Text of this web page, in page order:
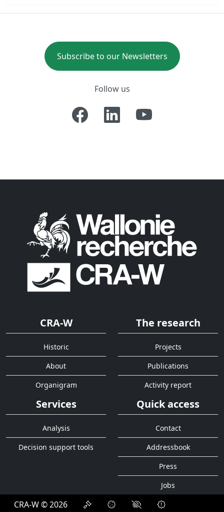
Subscribe to our Newsletters
Follow us
CRA-W
Historic
About
Organigram
The research
Projects
Publications
Activity report
Services
Analysis
Decision support tools
Quick access
Contact
Addressbook
Press
Jobs
CRA-W © 2026